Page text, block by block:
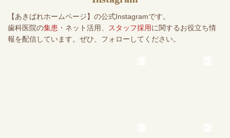
【あきばれホームページ】の公式Instagramです。
歯科医院の集患 ・ネット活用、 スタッフ採用に関するお役立ち情
報を配信しています。ぜひ、フォローしてください。